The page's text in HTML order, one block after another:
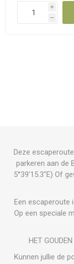
i
h
Deze
parkeren aan de
5°39'15.3"E) Of
Een escaperoute
Op een speciale
HET
Kunnen jullie de